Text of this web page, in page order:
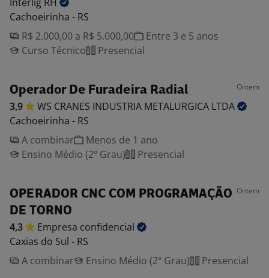
Cachoeirinha - RS
R$ 2.000,00 a R$ 5.000,00
Entre 3 e 5 anos
Curso Técnico
Presencial
Operador De Furadeira Radial Ontem
3,9 WS CRANES INDUSTRIA METALURGICA LTDA
Cachoeirinha - RS
A combinar
Menos de 1 ano
Ensino Médio (2º Grau)
Presencial
OPERADOR CNC COM PROGRAMAÇÃO
DE TORNO
Ontem
4,3 Empresa confidencial
Caxias do Sul - RS
A combinar
Ensino Médio (2º Grau) Presencial